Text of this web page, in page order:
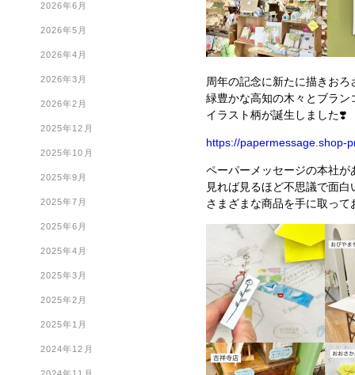
2026年6月
2026年5月
2026年4月
2026年3月
2026年2月
2025年12月
2025年10月
2025年9月
2025年7月
2025年6月
2025年4月
2025年3月
2025年2月
2025年1月
2024年12月
周年の記念に新たに描きお
緑豊かな高知の木々とブラ
イラスト柄が誕生しました❣️
https://papermessage.shop-
ペーパーメッセージの本社
見れば見るほど不思議で面
さまざまな商品を手に取っ